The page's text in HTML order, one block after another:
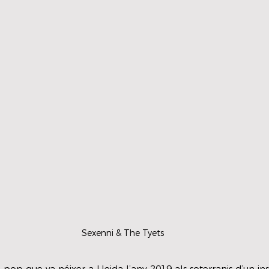
Sexenni & The Tyets